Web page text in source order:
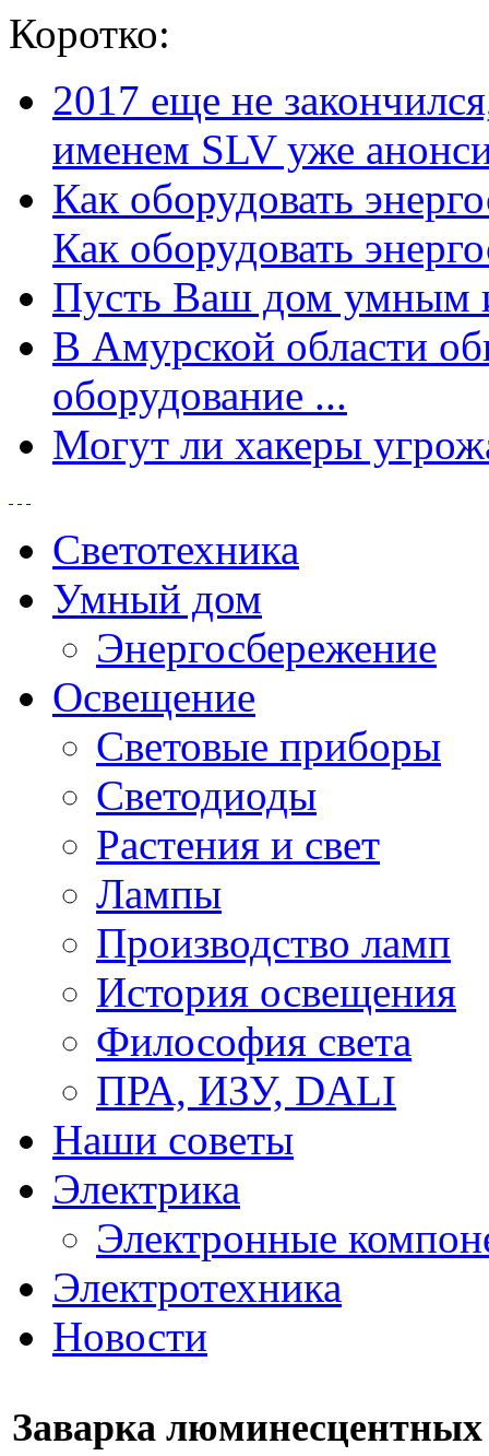
Коротко:
2017 еще не
именем SLV уже
Как оборудовать
Как оборудовать
Пусть Ваш дом умным
В Амурской области
оборудование ...
Могут ли хакеры
Светотехника
Умный дом
Энергосбережение
Освещение
Световые приборы
Светодиоды
Растения и свет
Лампы
Производство ламп
История освещения
Философия света
ПРА, ИЗУ, DALI
Наши советы
Электрика
Электронные
Электротехника
Новости
Заварка